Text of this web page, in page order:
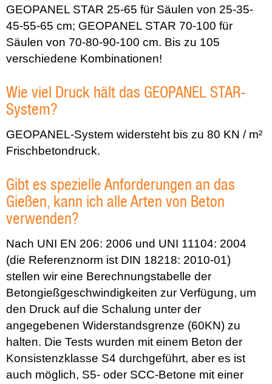
GEOPANEL STAR 25-65 für Säulen von 25-35-
45-55-65 cm; GEOPANEL STAR 70-100 für
Säulen von 70-80-90-100 cm. Bis zu 105
verschiedene Kombinationen!
Wie viel Druck hält das GEOPANEL STAR-
System?
GEOPANEL-System widersteht bis zu 80 KN / m²
Frischbetondruck.
Gibt es spezielle Anforderungen an das
Gießen, kann ich alle Arten von Beton
verwenden?
Nach UNI EN 206: 2006 und UNI 11104: 2004
(die Referenznorm ist DIN 18218: 2010-01)
stellen wir eine Berechnungstabelle der
Betongießgeschwindigkeiten zur Verfügung, um
den Druck auf die Schalung unter der
angegebenen Widerstandsgrenze (60KN) zu
halten. Die Tests wurden mit einem Beton der
Konsistenzklasse S4 durchgeführt, aber es ist
auch möglich, S5- oder SCC-Betone mit einer